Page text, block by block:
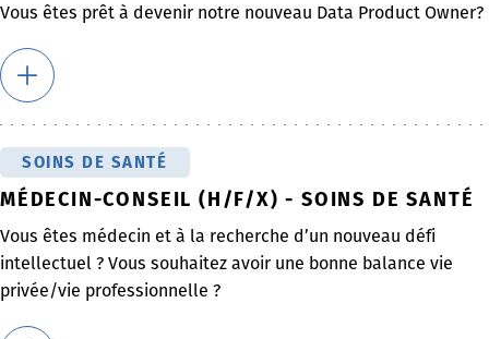
Vous êtes prêt à devenir notre nouveau Data Product Owner?
SOINS DE SANTÉ
MÉDECIN-CONSEIL (H/F/X) - SOINS DE SANTÉ
Vous êtes médecin et à la recherche d’un nouveau défi
intellectuel ? Vous souhaitez avoir une bonne balance vie
privée/vie professionnelle ?